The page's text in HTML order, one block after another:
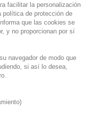
facilitar la personalización
política de protección de
que las cookies se
y no proporcionan por sí
navegador de modo que
si así lo desea,